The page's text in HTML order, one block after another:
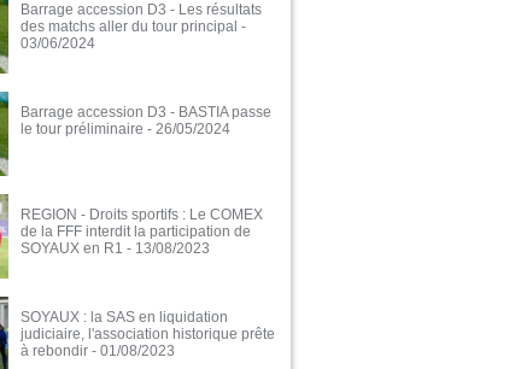
Barrage accession D3 - Les résultats
des matchs aller du tour principal -
03/06/2024
Barrage accession D3 - BASTIA passe
le tour préliminaire - 26/05/2024
REGION - Droits sportifs : Le COMEX
de la FFF interdit la participation de
SOYAUX en R1 - 13/08/2023
SOYAUX : la SAS en liquidation
judiciaire, l'association historique prête
à rebondir - 01/08/2023